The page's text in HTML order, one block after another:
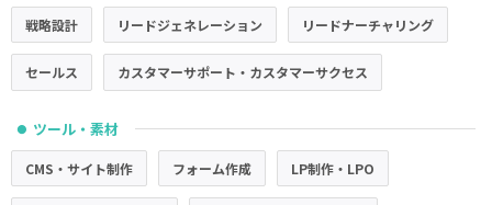
戦略設計 リードジェネレーション リードナーチャリング
セールス カスタマーサポート・カスタマーサクセス
● ツール・素材
CMS・サイト制作 フォーム作成 LP制作・LPO